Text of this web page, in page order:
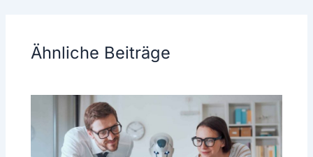
Ähnliche Beiträge